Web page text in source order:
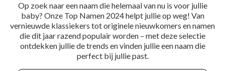
Op zoek naar een naam die helemaal van nu is voor jullie
baby? Onze Top Namen 2024 helpt jullie op weg! Van
vernieuwde klassiekers tot originele nieuwkomers en namen
die dit jaar razend populair worden – met deze selectie
ontdekken jullie de trends en vinden jullie een naam die
perfect bij jullie past.